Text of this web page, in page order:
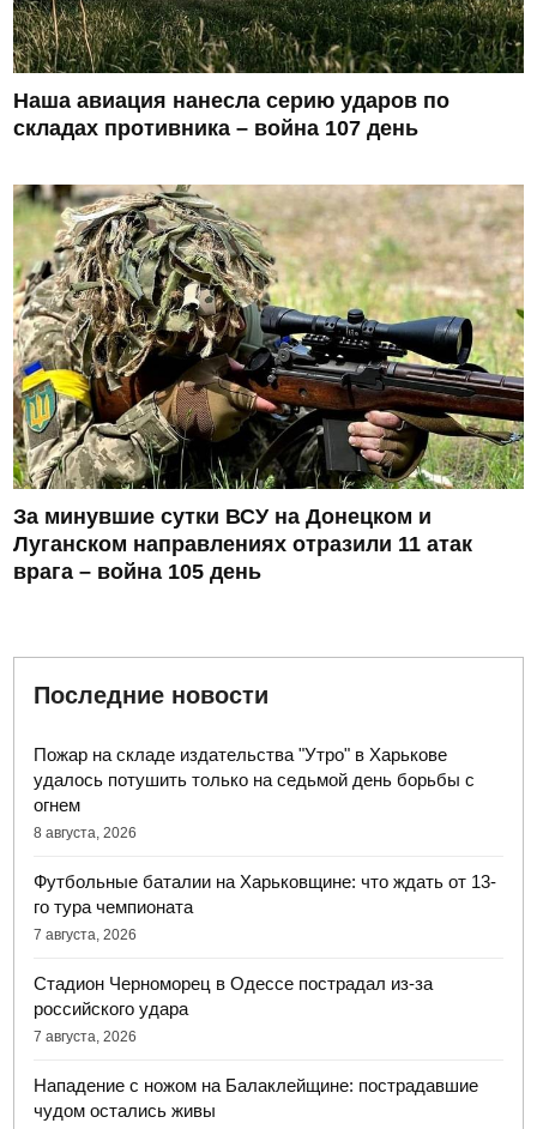
Наша авиация нанесла серию ударов по
складах противника – война 107 день
За минувшие сутки ВСУ на Донецком и
Луганском направлениях отразили 11 атак
врага – война 105 день
Последние новости
Пожар на складе издательства "Утро" в Харькове
удалось потушить только на седьмой день борьбы с
огнем
8 августа, 2026
Футбольные баталии на Харьковщине: что ждать от 13-
го тура чемпионата
7 августа, 2026
Стадион Черноморец в Одессе пострадал из-за
российского удара
7 августа, 2026
Нападение с ножом на Балаклейщине: пострадавшие
чудом остались живы